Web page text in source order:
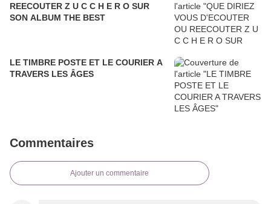
REECOUTER Z U C C H E R O SUR
SON ALBUM THE BEST
LE TIMBRE POSTE ET LE COURIER A
TRAVERS LES ÂGES
Commentaires
Ajouter un commentaire